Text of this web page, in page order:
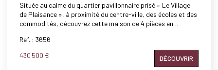
Située au calme du quartier pavillonnaire prisé « Le Village
de Plaisance », à proximité du centre-ville, des écoles et des
commodités, découvrez cette maison de 4 pièces en
se compose, au rez-de-chaussée, d'une entrée, d'une cuisine
moderne indépendante entièrement équipée, d'un séjour
avec cheminée à insert ouvrant de plain-pied sur la terrasse
Ref. : 3656
430 500 €
DÉCOUVRIR